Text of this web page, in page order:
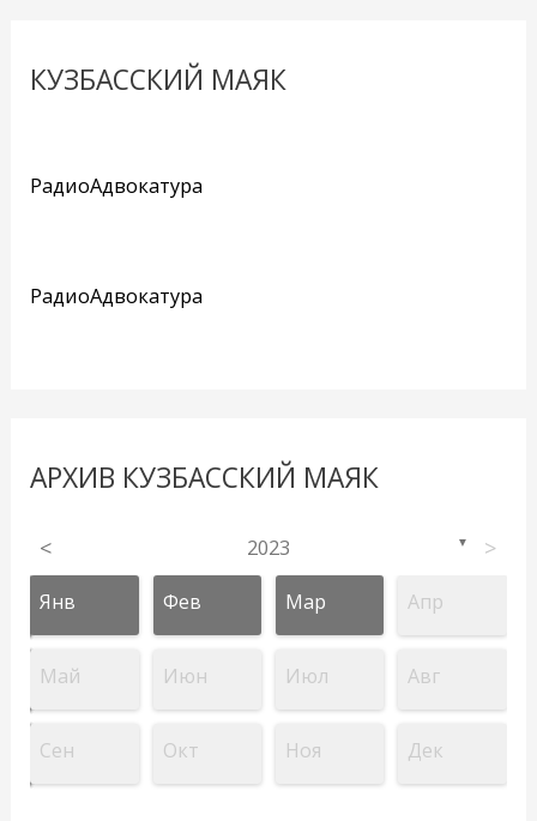
КУЗБАССКИЙ МАЯК
РадиоАдвокатура
РадиоАдвокатура
АРХИВ КУЗБАССКИЙ МАЯК
< 2023 ▼ >
Янв Фев Мар Апр
Май Июн Июл Авг
Сен Окт Ноя Дек